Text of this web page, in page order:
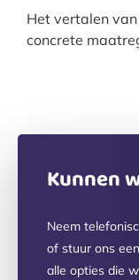
Het vertalen
concrete
Kunnen
Neem
of stuur ons
alle opties die